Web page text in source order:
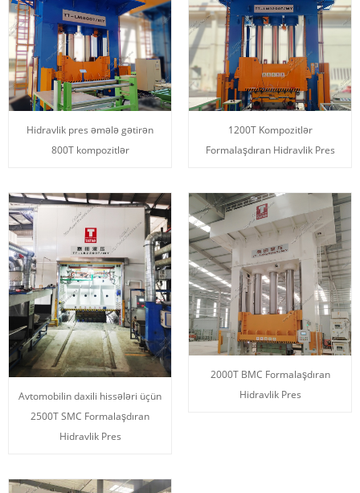
Hidravlik pres əmələ gətirən
800T kompozitlər
1200T Kompozitlər
Formalaşdıran Hidravlik Pres
Avtomobilin daxili hissələri üçün
2500T SMC Formalaşdıran
Hidravlik Pres
2000T BMC Formalaşdıran
Hidravlik Pres